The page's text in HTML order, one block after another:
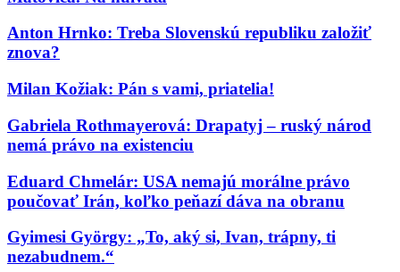
Anton Hrnko: Treba Slovenskú republiku založiť
znova?
Milan Kožiak: Pán s vami, priatelia!
Gabriela Rothmayerová: Drapatyj – ruský národ
nemá právo na existenciu
Eduard Chmelár: USA nemajú morálne právo
poučovať Irán, koľko peňazí dáva na obranu
Gyimesi György: „To, aký si, Ivan, trápny, ti
nezabudnem.“